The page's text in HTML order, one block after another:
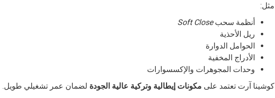
مثل:
أنظمة سحبSoft Close
ريل الأحذية
الحوامل الدوارة
الأدراج المخفية
وحدات المجوهرات والإكسسوارات
كوشينا آرت تعتمد على مكونات إيطالية وتركية عالية الجودة لضمان عمر تشغيلي طويل.